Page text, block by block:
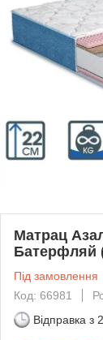
Матрац
Батерфляй
Під замовлення
Код: 66981
Відправка з